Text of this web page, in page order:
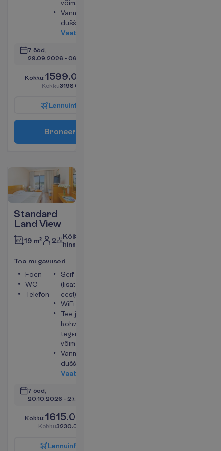
võimalus
Vann või
dušš
Vaat
7 ööd,
29.09.2026 - 06.10.2026
Kokku:1599.00
Kokku3198.00
Lennuinf
Broneer
Standard
Land View
19 m² 2
Kõik
hinnas
Toa mugavused
Föön
WC
Telefon
Seif
(lisatasu
eest)
WiFi
Tee ja
kohvi
tegemise
võimalus
Vann või
dušš
Vaat
7 ööd,
20.10.2026 - 27.10.2026
Kokku:1615.00
Kokku3230.00
Lennuinf